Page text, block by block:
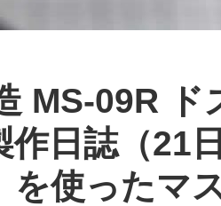
MS-09R ド
日誌（21日
を使ったマ